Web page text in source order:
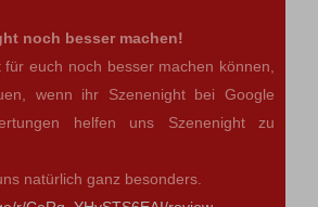
noch besser machen!
euch noch besser machen können,
wenn ihr Szenenight bei Google
helfen uns Szenenight zu
natürlich ganz besonders.